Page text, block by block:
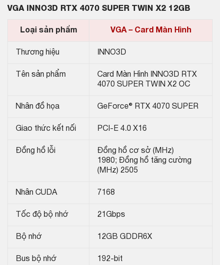
VGA INNO3D RTX 4070 SUPER TWIN X2 12GB
Loại sản phẩm VGA – Card Màn Hình
Thương hiệu INNO3D
Tên sản phẩm
Card Màn Hình INNO3D RTX
4070 SUPER TWIN X2 OC
Nhân đồ họa GeForce® RTX 4070 SUPER
Giao thức kết nối PCI-E 4.0 X16
Đồng hồ lỗi
Đồng hồ cơ sở (MHz)
1980; Đồng hồ tăng cường
(MHz) 2505
Nhân CUDA 7168
Tốc độ bộ nhớ 21Gbps
Bộ nhớ 12GB GDDR6X
Bus bộ nhớ 192-bit